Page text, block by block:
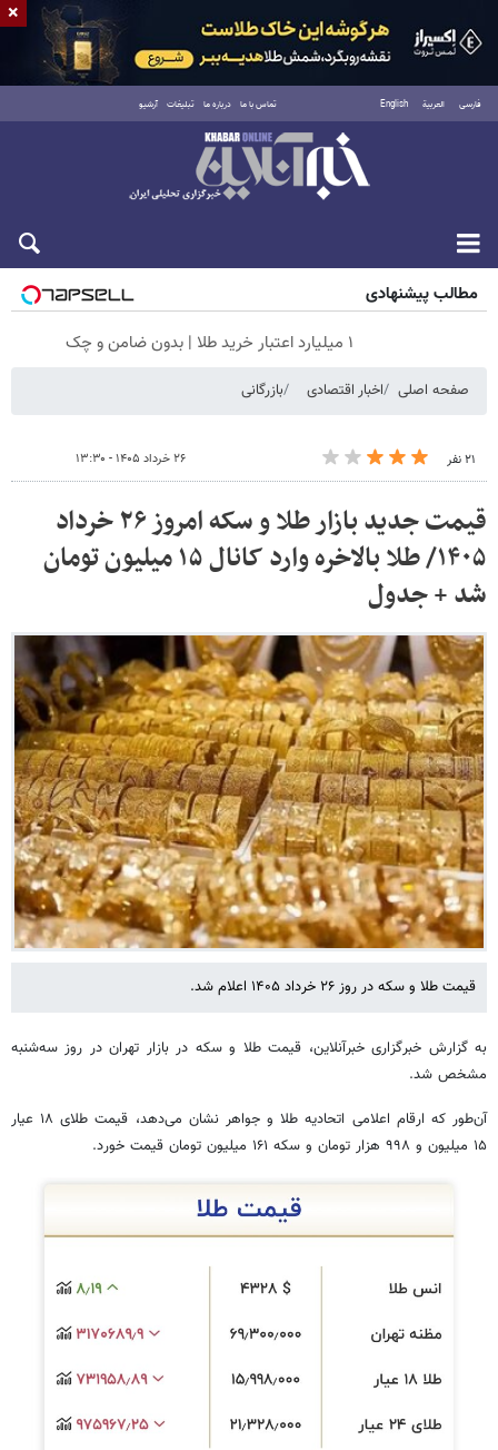
فارسی العربية English تماس با ما درباره ما تبلیغات آرشیو
جمعه ۱۶ مرداد ۱۴۰۵
مطالب پیشنهادی
۱ میلیارد اعتبار خرید طلا | بدون ضامن و چک
صفحه اصلی اخبار اقتصادی بازرگانی
۲۱ نفر ۲۶ خرداد ۱۴۰۵ - ۱۳:۳۰
قیمت جدید بازار طلا و سکه امروز ۲۶ خرداد
۱۴۰۵/ طلا بالاخره وارد کانال ۱۵ میلیون تومان
شد + جدول
قیمت طلا و سکه در روز ۲۶ خرداد ۱۴۰۵ اعلام شد.
به گزارش خبرگزاری خبرآنلاین، قیمت طلا و سکه در بازار تهران در روز سه‌شنبه
مشخص شد.
آن‌طور که ارقام اعلامی اتحادیه طلا و جواهر نشان می‌دهد، قیمت طلای ۱۸ عیار
۱۵ میلیون و ۹۹۸ هزار تومان و سکه ۱۶۱ میلیون تومان قیمت خورد.
×